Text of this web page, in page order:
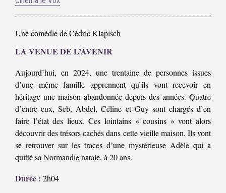
Une comédie de Cédric Klapisch
LA VENUE DE L’AVENIR
Aujourd’hui, en 2024, une trentaine de personnes issues
d’une même famille apprennent qu’ils vont recevoir en
héritage une maison abandonnée depuis des années. Quatre
d’entre eux, Seb, Abdel, Céline et Guy sont chargés d’en
faire l’état des lieux. Ces lointains « cousins » vont alors
découvrir des trésors cachés dans cette vieille maison. Ils vont
se retrouver sur les traces d’une mystérieuse Adèle qui a
quitté sa Normandie natale, à 20 ans.
Durée : 2h04